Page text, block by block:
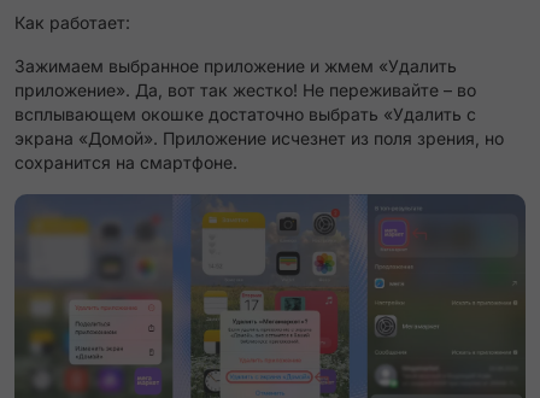
Как работает:
Зажимаем выбранное приложение и жмем «Удалить
приложение». Да, вот так жестко! Не переживайте – во
всплывающем окошке достаточно выбрать «Удалить с
экрана «Домой». Приложение исчезнет из поля зрения, но
сохранится на смартфоне.